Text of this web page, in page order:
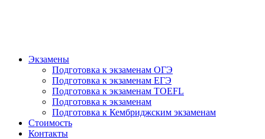
Экзамены
Подготовка к экзаменам ОГЭ
Подготовка к экзаменам ЕГЭ
Подготовка к экзаменам TOEFL
Подготовка к экзаменам
Подготовка к Кембриджским экзаменам
Стоимость
Контакты